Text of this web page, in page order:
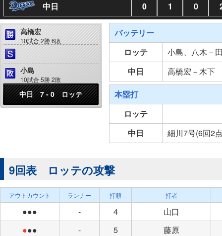
中日
0 1 0
高橋宏
10試合 2勝 6敗
小島
10試合 5勝 2敗
中日 7 - 0 ロッテ
バッテリー
ロッテ
小島、八木－
中日
高橋宏－木下
本塁打
ロッテ
中日
細川7号(6回2
9回表 ロッテの攻撃
アウトカウント ランナー 打順 打者
●●● - 4
山口
●●● - 5
藤原